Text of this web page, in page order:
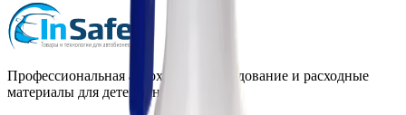
Профессиональная автохимия, оборудование и расходные
материалы для детейлинга.